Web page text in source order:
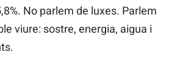
No parlem de luxes. Parlem
viure: sostre, energia, aigua i